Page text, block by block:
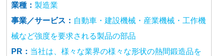
業種： 製造業
事業／サービス： 自動車・建設機械・産業機械・工作機
械など強度を要求される製品の部品
PR： 当社は、様々な業界の様々な形状の熱間鍛造品を